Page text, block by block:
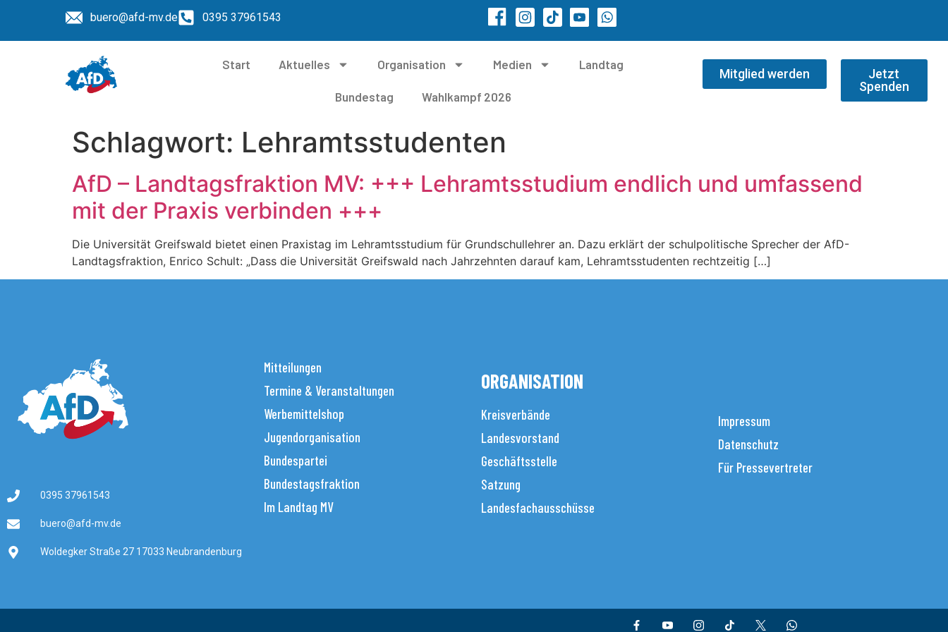
buero@afd-mv.de 0395 37961543
Start Aktuelles Organisation Medien Landtag
Bundestag Wahlkampf 2026
Mitglied werden
Jetzt
Spenden
Schlagwort: Lehramtsstudenten
AfD – Landtagsfraktion MV: +++ Lehramtsstudium endlich und umfassend
mit der Praxis verbinden +++
Die Universität Greifswald bietet einen Praxistag im Lehramtsstudium für Grundschullehrer an. Dazu erklärt der schulpolitische Sprecher der AfD-
Landtagsfraktion, Enrico Schult: „Dass die Universität Greifswald nach Jahrzehnten darauf kam, Lehramtsstudenten rechtzeitig […]
0395 37961543
buero@afd-mv.de
Woldegker Straße 27 17033 Neubrandenburg
Mitteilungen
Termine & Veranstaltungen
Werbemittelshop
Jugendorganisation
Bundespartei
Bundestagsfraktion
Im Landtag MV
ORGANISATION
Kreisverbände
Landesvorstand
Geschäftsstelle
Satzung
Landesfachausschüsse
Impressum
Datenschutz
Für Pressevertreter